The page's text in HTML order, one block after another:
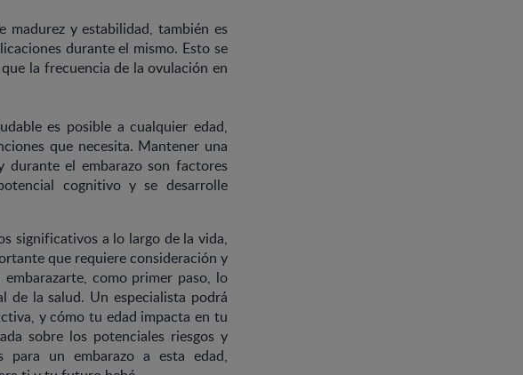
madurez y estabilidad, también es
durante el mismo. Esto se
la frecuencia de la ovulación en
es posible a cualquier edad,
que necesita. Mantener una
el embarazo son factores
cognitivo y se desarrolle
significativos a lo largo de la vida,
que requiere consideración y
como primer paso, lo
de la salud. Un especialista podrá
y cómo tu edad impacta en tu
sobre los potenciales riesgos y
para un embarazo a esta edad,